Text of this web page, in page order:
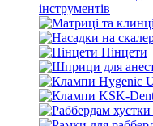
інструментів
Пінцети